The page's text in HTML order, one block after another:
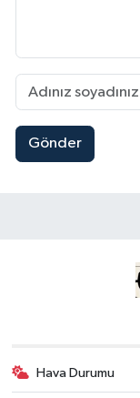
Gönder
Hava Durumu